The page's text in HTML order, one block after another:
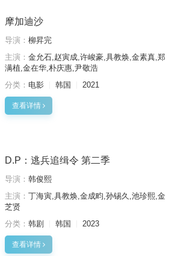
摩加迪沙
导演： 柳昇完
主演： 金允石,赵寅成,许峻豪,具教焕,金素真,郑
满植,金在华,朴庆惠,尹敬浩
分类： 电影 韩国 2021
查看详情
D.P：逃兵追缉令 第二季
导演： 韩俊熙
主演： 丁海寅,具教焕,金成畇,孙锡久,池珍熙,金
芝贤
分类： 韩剧 韩国 2023
查看详情